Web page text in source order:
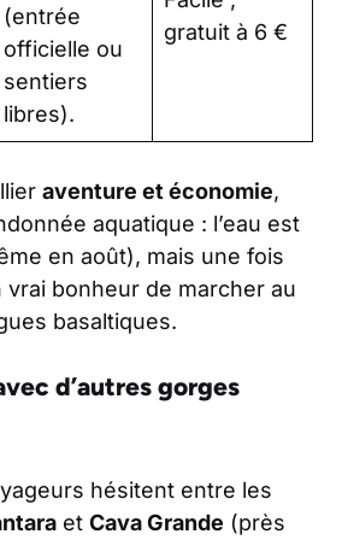
(entrée
officielle ou
sentiers
libres).
gratuit à 6 €
aventure et économie,
aquatique : l’eau est
en août), mais une fois
vrai bonheur de marcher au
basaltiques.
d’autres gorges
hésitent entre les
et Cava Grande (près